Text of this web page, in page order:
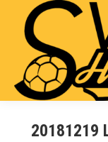
20181219